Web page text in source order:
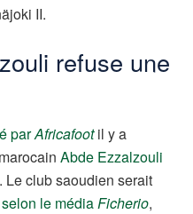
II.
refuse une
parAfricafootil y a
Abde Ezzalzouli
Le club saoudien serait
selon le médiaFicherio,